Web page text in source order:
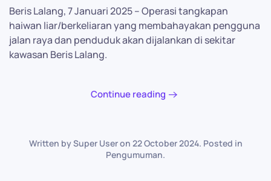
Beris Lalang, 7 Januari 2025 – Operasi tangkapan
haiwan liar/berkeliaran yang membahayakan pengguna
jalan raya dan penduduk akan dijalankan di sekitar
kawasan Beris Lalang.
Continue reading
Written by Super User on 22 October 2024. Posted in
Pengumuman.